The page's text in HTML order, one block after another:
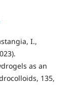
I.,
as an
135,